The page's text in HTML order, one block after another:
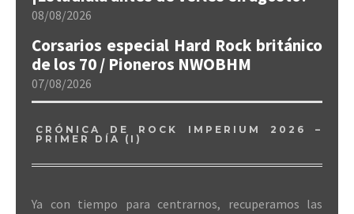
08/08/2026
Corsarios especial Hard Rock británico
de los 70 / Pioneros NWOBHM
07/08/2026
CRÓNICA DE ROCK IMPERIUM 2026 –
PRIMER DÍA (I)
Ya con tiempo para centrarnos, recuperamos las